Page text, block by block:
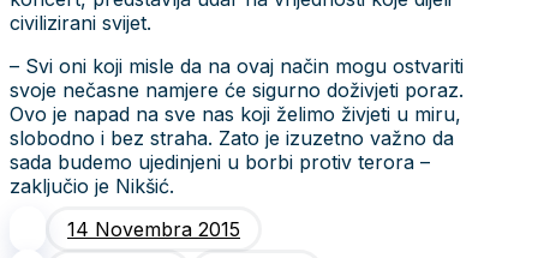
civilizirani svijet.
– Svi oni koji misle da na ovaj način mogu ostvariti
svoje nečasne namjere će sigurno doživjeti poraz.
Ovo je napad na sve nas koji želimo živjeti u miru,
slobodno i bez straha. Zato je izuzetno važno da
sada budemo ujedinjeni u borbi protiv terora –
zaključio je Nikšić.
14 Novembra 2015